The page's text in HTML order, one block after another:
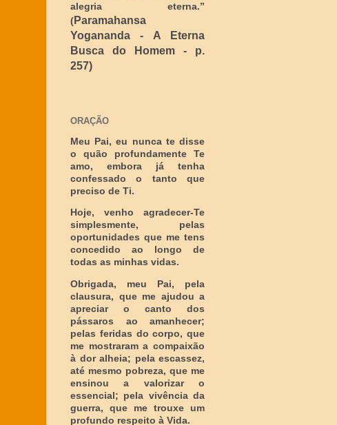
alegria eterna.”
( Paramahansa
Yogananda - A Eterna
Busca do Homem - p.
257)
ORAÇÃO
Meu Pai, eu nunca te disse
o quão profundamente Te
amo, embora já tenha
confessado o tanto que
preciso de Ti.
Hoje, venho agradecer-Te
simplesmente, pelas
oportunidades que me tens
concedido ao longo de
todas as minhas vidas.
Obrigada, meu Pai, pela
clausura, que me ajudou a
apreciar o canto dos
pássaros ao amanhecer;
pelas feridas do corpo, que
me mostraram a compaixão
à dor alheia; pela escassez,
até mesmo pobreza, que me
ensinou a valorizar o
essencial; pela vivência da
guerra, que me trouxe um
profundo respeito à Vida.